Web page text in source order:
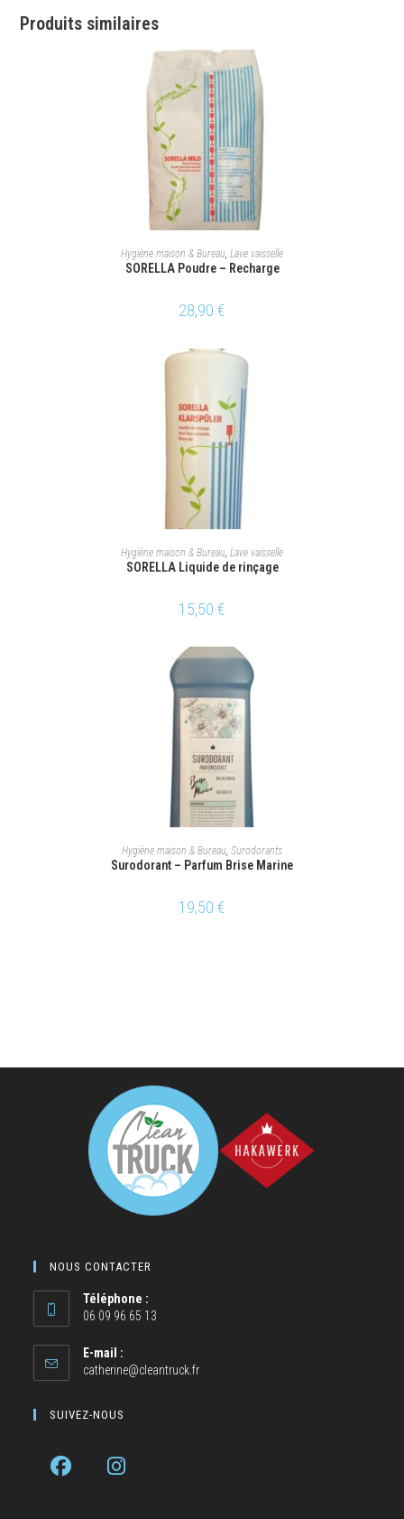
Produits similaires
AJOUTER AU PANIER
Hygiène maison & Bureau, Lave vaisselle
SORELLA Poudre – Recharge
28,90 €
AJOUTER AU PANIER
Hygiène maison & Bureau Lave vaisselle
SORELLA Liquide de rinçage
15,50 €
AJOUTER AU PANIER
Hygiène maison & Bureau, Surodorants
Surodorant – Parfum Brise Marine
19,50 €
NOUS CONTACTER
Téléphone :
06 09 96 65 13
E-mail :
catherine@cleantruck.fr
SUIVEZ-NOUS